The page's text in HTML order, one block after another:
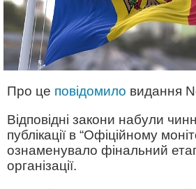
Про це повідомило видання
Відповідні закони набули
публікації в “Офіційному
ознаменувало фінальний
організації.